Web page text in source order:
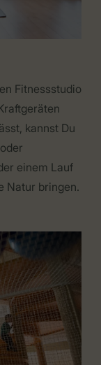
Fitnessstudio
kannst Du
einem Lauf
Natur bringen.